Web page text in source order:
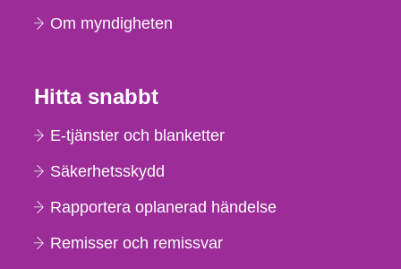
Om myndigheten
Hitta snabbt
E-tjänster och blanketter
Säkerhetsskydd
Rapportera oplanerad händelse
Remisser och remissvar